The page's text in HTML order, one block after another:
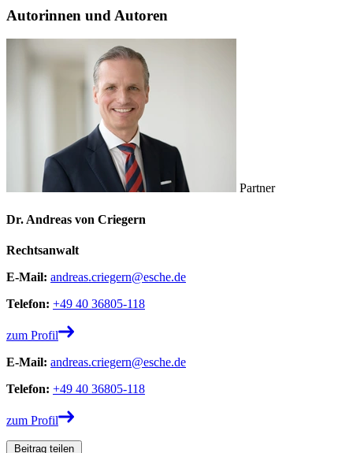
Autorinnen und Autoren
Partner
Dr. Andreas von Criegern
Rechtsanwalt
E-Mail: andreas.criegern@esche.de
Telefon: +49 40 36805-118
zum Profil
E-Mail: andreas.criegern@esche.de
Telefon: +49 40 36805-118
zum Profil
Beitrag teilen